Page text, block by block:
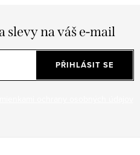
na váš e-mail
PŘIHLÁSIT SE